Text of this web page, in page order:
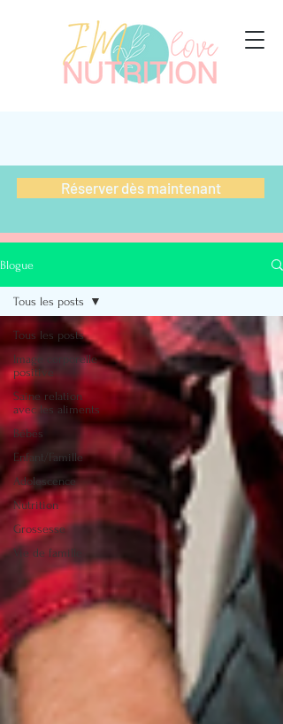
Réserver dès maintenant
Blogue
Tous les posts
Image corporelle
positive
Saine relation
avec les aliments
Bébés
Enfant/Famille
Adolescence
Nutrition
Grossesse
Vie de famille
Tous les posts